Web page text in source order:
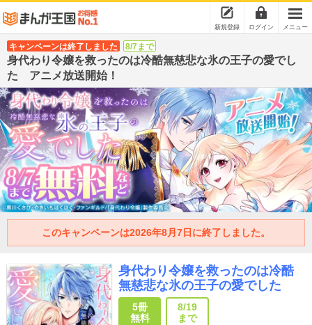
新規登録 ログイン メニュー
キャンペーンは終了しました 8/7まで
身代わり令嬢を救ったのは冷酷無慈悲な氷の王子の愛でし
た アニメ放送開始！
このキャンペーンは2026年8月7日に終了しました。
身代わり令嬢を救ったのは冷酷
無慈悲な氷の王子の愛でした
5冊
無料
8/19
まで